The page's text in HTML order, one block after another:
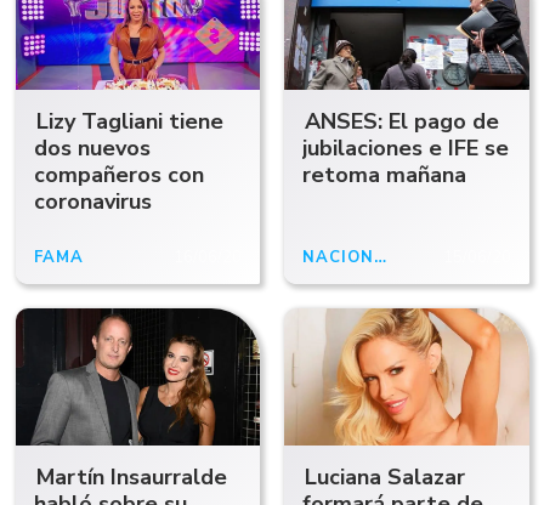
Lizy Tagliani tiene
dos nuevos
compañeros con
coronavirus
FAMA
ANSES: El pago de
jubilaciones e IFE se
retoma mañana
NACIONALES
Martín Insaurralde
Luciana Salazar